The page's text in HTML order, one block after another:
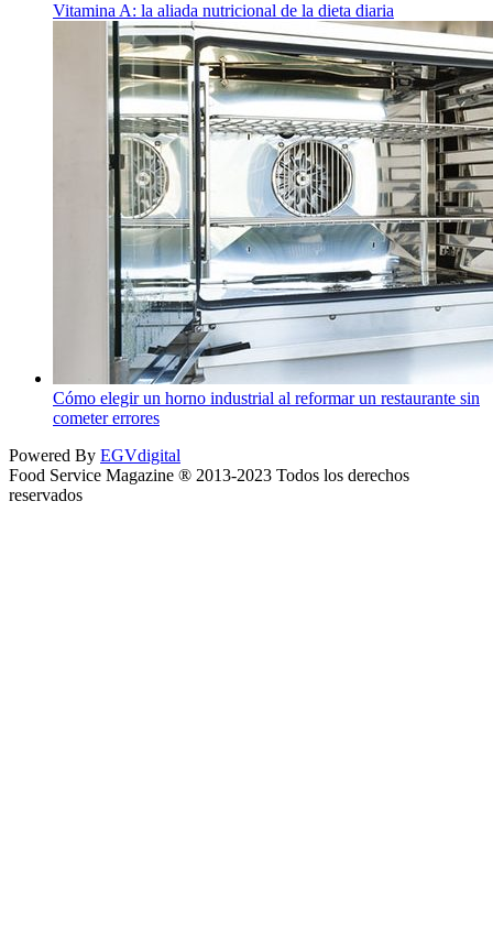
Vitamina A: la aliada nutricional de la dieta diaria
Cómo elegir un horno industrial al reformar un restaurante sin
cometer errores
Powered By EGVdigital
Food Service Magazine ® 2013-2023 Todos los derechos
reservados